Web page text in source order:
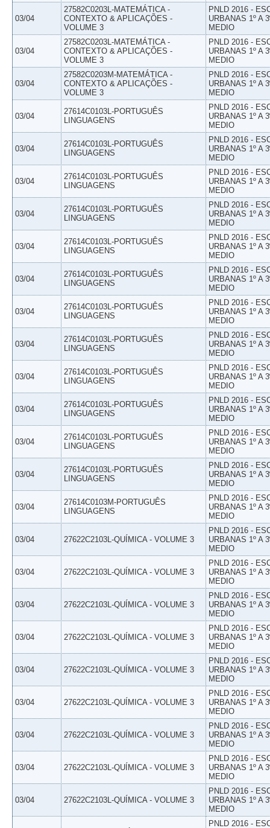
03/04
27582C0203L-MATEMÁTICA -
CONTEXTO & APLICAÇÕES -
VOLUME 3
PNLD 2016 -
URBANAS 1º A
MEDIO
03/04
27582C0203L-MATEMÁTICA -
CONTEXTO & APLICAÇÕES -
VOLUME 3
PNLD 2016 -
URBANAS 1º A
MEDIO
03/04
27582C0203M-MATEMÁTICA -
CONTEXTO & APLICAÇÕES -
VOLUME 3
PNLD 2016 -
URBANAS 1º A
MEDIO
03/04
27614C0103L-PORTUGUÊS
LINGUAGENS
PNLD 2016 -
URBANAS 1º A
MEDIO
03/04
27614C0103L-PORTUGUÊS
LINGUAGENS
PNLD 2016 -
URBANAS 1º A
MEDIO
03/04
27614C0103L-PORTUGUÊS
LINGUAGENS
PNLD 2016 -
URBANAS 1º A
MEDIO
03/04
27614C0103L-PORTUGUÊS
LINGUAGENS
PNLD 2016 -
URBANAS 1º A
MEDIO
03/04
27614C0103L-PORTUGUÊS
LINGUAGENS
PNLD 2016 -
URBANAS 1º A
MEDIO
03/04
27614C0103L-PORTUGUÊS
LINGUAGENS
PNLD 2016 -
URBANAS 1º A
MEDIO
03/04
27614C0103L-PORTUGUÊS
LINGUAGENS
PNLD 2016 -
URBANAS 1º A
MEDIO
03/04
27614C0103L-PORTUGUÊS
LINGUAGENS
PNLD 2016 -
URBANAS 1º A
MEDIO
03/04
27614C0103L-PORTUGUÊS
LINGUAGENS
PNLD 2016 -
URBANAS 1º A
MEDIO
03/04
27614C0103L-PORTUGUÊS
LINGUAGENS
PNLD 2016 -
URBANAS 1º A
MEDIO
03/04
27614C0103L-PORTUGUÊS
LINGUAGENS
PNLD 2016 -
URBANAS 1º A
MEDIO
03/04
27614C0103L-PORTUGUÊS
LINGUAGENS
PNLD 2016 -
URBANAS 1º A
MEDIO
03/04
27614C0103M-PORTUGUÊS
LINGUAGENS
PNLD 2016 -
URBANAS 1º A
MEDIO
03/04 27622C2103L-QUÍMICA - VOLUME 3
PNLD 2016 -
URBANAS 1º A
MEDIO
03/04 27622C2103L-QUÍMICA - VOLUME 3
PNLD 2016 -
URBANAS 1º A
MEDIO
03/04 27622C2103L-QUÍMICA - VOLUME 3
PNLD 2016 -
URBANAS 1º A
MEDIO
03/04 27622C2103L-QUÍMICA - VOLUME 3
PNLD 2016 -
URBANAS 1º A
MEDIO
03/04 27622C2103L-QUÍMICA - VOLUME 3
PNLD 2016 -
URBANAS 1º A
MEDIO
03/04 27622C2103L-QUÍMICA - VOLUME 3
PNLD 2016 -
URBANAS 1º A
MEDIO
03/04 27622C2103L-QUÍMICA - VOLUME 3
PNLD 2016 -
URBANAS 1º A
MEDIO
03/04 27622C2103L-QUÍMICA - VOLUME 3
PNLD 2016 -
URBANAS 1º A
MEDIO
03/04 27622C2103L-QUÍMICA - VOLUME 3
PNLD 2016 -
URBANAS 1º A
MEDIO
PNLD 2016 -